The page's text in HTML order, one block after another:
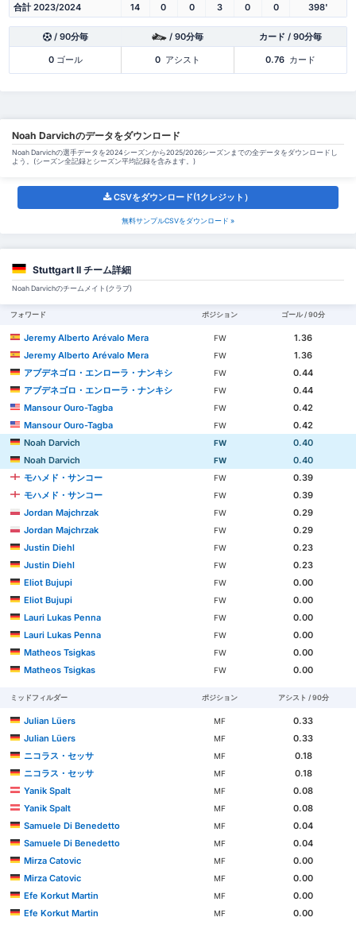
合計 2023/2024 14 0 0 3 0 0 398'
/ 90分毎 / 90分毎 カード / 90分毎
0ゴール 0 アシスト 0.76 カード
Noah Darvichのデータをダウンロード
Noah Darvichの選手データを2024シーズンから2025/2026シーズンまでの全データをダウンロードし
よう。(シーズン全記録とシーズン平均記録を含みます。)
CSVをダウンロード(1クレジット）
無料サンプルCSVをダウンロード »
Stuttgart II チーム詳細
Noah Darvichのチームメイト(クラブ)
フォワード ポジション ゴール / 90分
Jeremy Alberto Arévalo Mera FW
1.36
Jeremy Alberto Arévalo Mera
FW
1.36
アブデネゴロ・エンローラ・ナンキシ
FW
0.44
アブデネゴロ・エンローラ・ナンキシ
FW
0.44
Mansour Ouro-Tagba
FW
0.42
Mansour Ouro-Tagba
FW
0.42
Noah Darvich
FW
0.40
Noah Darvich
FW
0.40
モハメド・サンコー
FW
0.39
モハメド・サンコー
FW
0.39
Jordan Majchrzak
FW
0.29
Jordan Majchrzak
FW
0.29
Justin Diehl
FW
0.23
Justin Diehl
FW
0.23
Eliot Bujupi
FW
0.00
Eliot Bujupi
FW
0.00
Lauri Lukas Penna
FW
0.00
Lauri Lukas Penna
FW
0.00
Matheos Tsigkas
FW
0.00
Matheos Tsigkas
FW 0.00
ミッドフィルダー ポジション アシスト / 90分
Julian Lüers MF
0.33
Julian Lüers
MF
0.33
ニコラス・セッサ
MF
0.18
ニコラス・セッサ
MF
0.18
Yanik Spalt
MF
0.08
Yanik Spalt
MF
0.08
Samuele Di Benedetto
MF
0.04
Samuele Di Benedetto
MF
0.04
Mirza Catovic
MF
0.00
Mirza Catovic
MF
0.00
Efe Korkut Martin
MF
0.00
Efe Korkut Martin
MF 0.00